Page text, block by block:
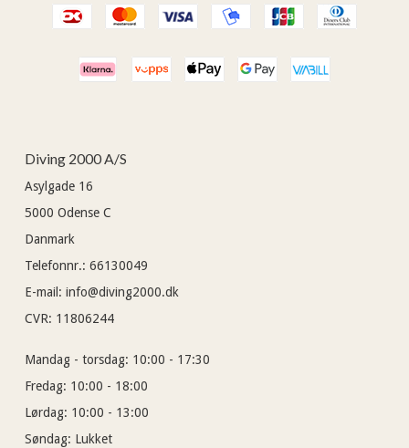
Diving 2000 A/S
Asylgade 16
5000 Odense C
Danmark
Telefonnr.: 66130049
E-mail : info@diving2000.dk
CVR: 11806244
Mandag - torsdag: 10:00 - 17:30
Fredag: 10:00 - 18:00
Lørdag: 10:00 - 13:00
Søndag: Lukket